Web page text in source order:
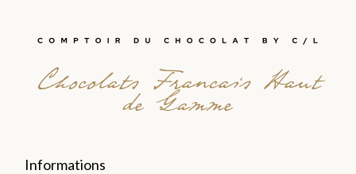
Chocolats Francais Haut
de Gamme
Informations